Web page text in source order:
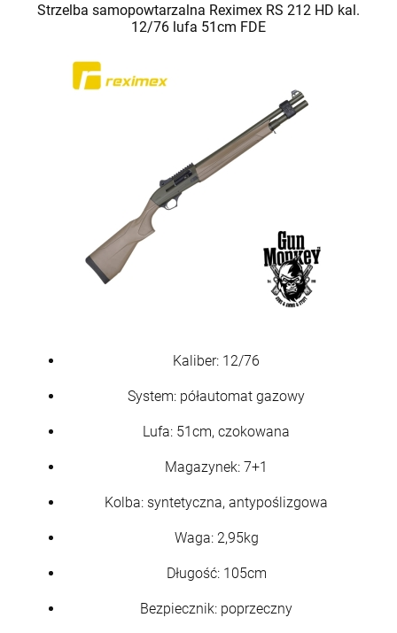
Strzelba samopowtarzalna Reximex RS 212 HD kal.
12/76 lufa 51cm FDE
Kaliber: 12/76
System: półautomat gazowy
Lufa: 51cm, czokowana
Magazynek: 7+1
Kolba: syntetyczna, antypoślizgowa
Waga: 2,95kg
Długość: 105cm
Bezpiecznik: poprzeczny